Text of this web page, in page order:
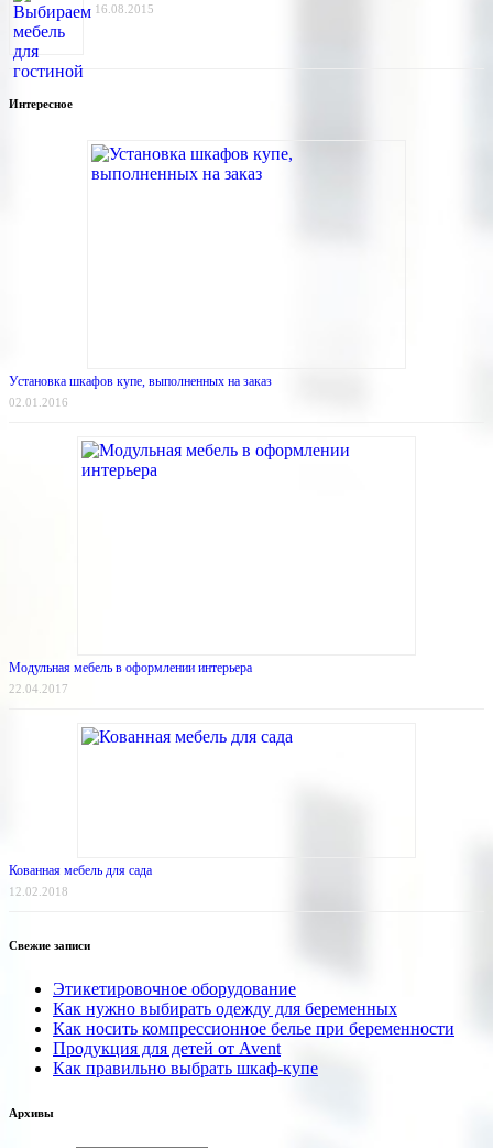
16.08.2015
Интересное
Установка шкафов купе, выполненных на заказ
02.01.2016
Модульная мебель в оформлении интерьера
22.04.2017
Кованная мебель для сада
12.02.2018
Свежие записи
Этикетировочное оборудование
Как нужно выбирать одежду для беременных
Как носить компрессионное белье при беременности
Продукция для детей от Avent
Как правильно выбрать шкаф-купе
Архивы